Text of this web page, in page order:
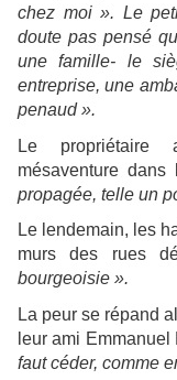
chez moi ». Le
doute pas pensé
une famille- le
entreprise, une
penaud ».
Le propriétaire
mésaventure
propagée, telle un
Le lendemain, les
murs des rues
bourgeoisie ».
La peur se répand
leur ami
faut céder, comme